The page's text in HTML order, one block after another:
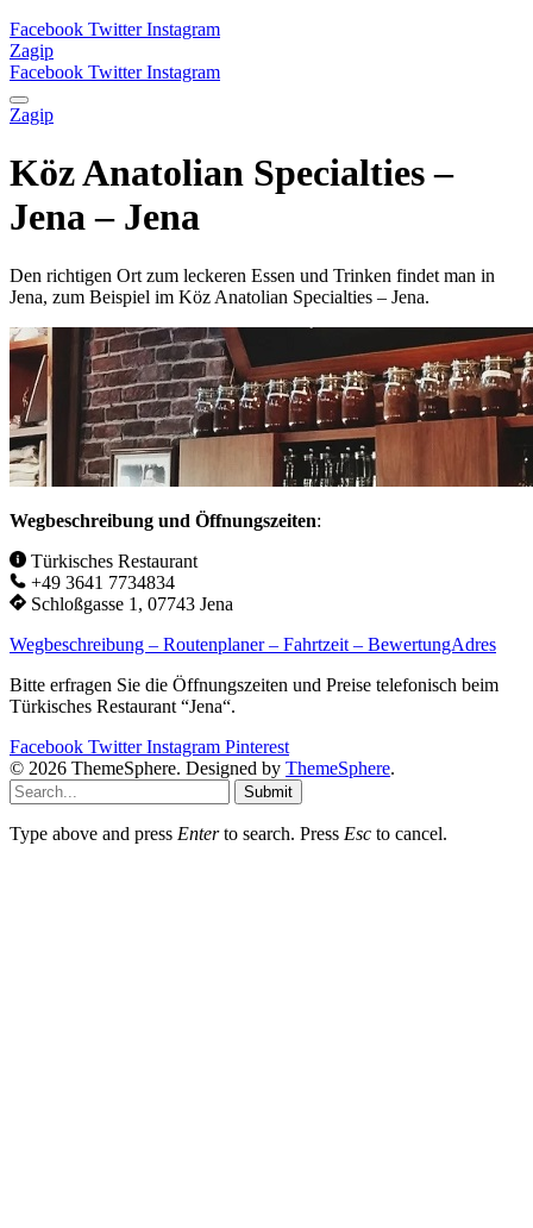
Facebook Twitter Instagram
Zagip
Facebook Twitter Instagram
Zagip
Köz Anatolian Specialties –
Jena – Jena
Den richtigen Ort zum leckeren Essen und Trinken findet man in
Jena, zum Beispiel im Köz Anatolian Specialties – Jena.
Wegbeschreibung und Öffnungszeiten:
Türkisches Restaurant
+49 3641 7734834
Schloßgasse 1, 07743 Jena
Wegbeschreibung – Routenplaner – Fahrtzeit – BewertungAdres
Bitte erfragen Sie die Öffnungszeiten und Preise telefonisch beim
Türkisches Restaurant “Jena“.
Facebook Twitter Instagram Pinterest
© 2026 ThemeSphere. Designed by ThemeSphere.
Submit
Type above and press Enterto search. Press Esc to cancel.